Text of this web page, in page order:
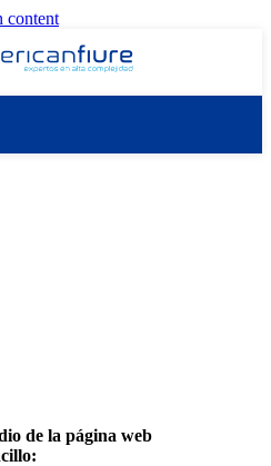
content
de la página web